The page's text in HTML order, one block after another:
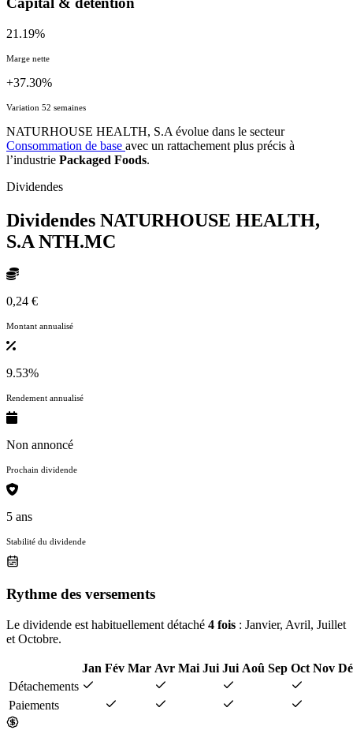
21.19%
Marge nette
+37.30%
Variation 52 semaines
NATURHOUSE HEALTH, S.A évolue dans le secteur
Consommation de base avec un rattachement plus précis à
l’industrie Packaged Foods.
Dividendes
Dividendes NATURHOUSE HEALTH,
S.A NTH.MC
0,24 €
Montant annualisé
9.53%
Rendement annualisé
Non annoncé
Prochain dividende
5 ans
Stabilité du dividende
Rythme des versements
Le dividende est habituellement détaché 4 fois : Janvier, Avril, Juillet
et Octobre.
Jan Fév Mar Avr Mai Jui Jui Aoû Sep Oct Nov
Détachements
Paiements